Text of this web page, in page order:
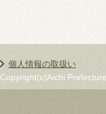
個人情報の取扱い
Copyright(c)Aichi